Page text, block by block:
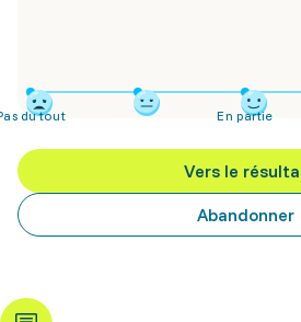
du tout En partie
Vers le
Abandonner